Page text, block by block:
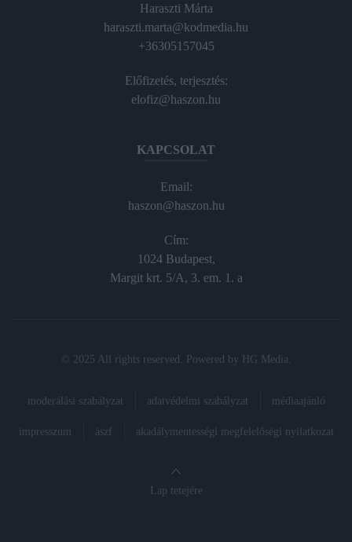
Haraszti Márta
haraszti.marta@kodmedia.hu
+36305157045
Előfizetés, terjesztés:
elofiz@haszon.hu
KAPCSOLAT
Email:
haszon@haszon.hu
Cím:
1024 Budapest,
Margit krt. 5/A, 3. em. 1. a
© 2025 All rights reserved. Powered by HG Media
moderálási szabályzat adatvédelmi szabályzat médiaajánló
impresszum ászf akadálymentességi megfelelőségi nyilatkozat
Lap tetejére